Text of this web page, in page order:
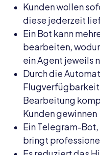
Kunden wollen
diese jederzeit
Ein Bot kann
bearbeiten,
ein Agent jeweils
Durch die
Flugverfügbarkeit
Bearbeitung
Kunden gewinnen
Ein Telegram-
bringt